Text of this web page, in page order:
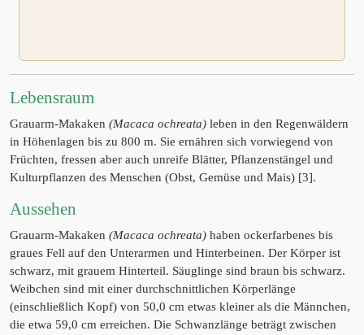
Lebensraum
Grauarm-Makaken (Macaca ochreata) leben in den Regenwäldern
in Höhenlagen bis zu 800 m. Sie ernähren sich vorwiegend von
Früchten, fressen aber auch unreife Blätter, Pflanzenstängel und
Kulturpflanzen des Menschen (Obst, Gemüse und Mais) [3].
Aussehen
Grauarm-Makaken (Macaca ochreata) haben ockerfarbenes bis
graues Fell auf den Unterarmen und Hinterbeinen. Der Körper ist
schwarz, mit grauem Hinterteil. Säuglinge sind braun bis schwarz.
Weibchen sind mit einer durchschnittlichen Körperlänge
(einschließlich Kopf) von 50,0 cm etwas kleiner als die Männchen,
die etwa 59,0 cm erreichen. Die Schwanzlänge beträgt zwischen